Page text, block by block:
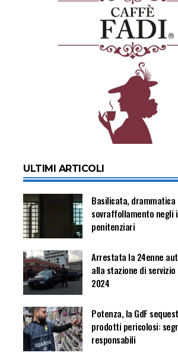
ULTIMI ARTICOLI
Basilicata,
sovraffollamento negli
penitenziari
Arrestata la 24enne
alla stazione di
2024
Potenza, la GdF
prodotti pericolosi:
responsabili